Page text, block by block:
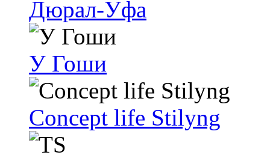
Дюрал-Уфа
У Гоши
Concept life Stilyng